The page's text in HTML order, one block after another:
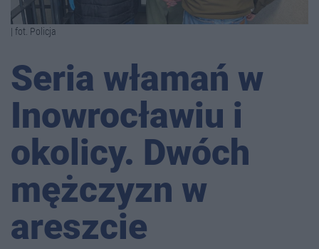
| fot. Policja
Seria włamań w
Inowrocławiu i
okolicy. Dwóch
mężczyzn w
areszcie